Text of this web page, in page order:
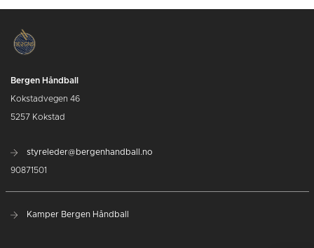
Bergen Håndball
Kokstadvegen 46
5257 Kokstad
styreleder@bergenhandball.no
90871501
Kamper Bergen Håndball